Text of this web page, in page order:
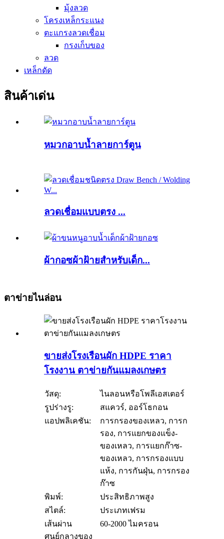
มุ้งลวด
โครงเหล็กระแนง
ตะแกรงลวดเชื่อม
กรงเก็บของ
ลวด
เหล็กดัด
สินค้าเด่น
หมวกอาบน้ำลายการ์ตูน
ลวดเชื่อมแบบตรง ...
ผ้ากอซผ้าฝ้ายสำหรับเด็ก...
ตาข่ายไนล่อน
ขายส่งโรงเรือนผัก HDPE ราคา
โรงงาน ตาข่ายกันแมลงเกษตร
วัสดุ:
ไนลอนหรือโพลีเอสเตอร์
รูปร่างรู:
สแควร์, ออร์โธกอน
แอปพลิเคชัน:
การกรองของเหลว, การก
รอง, การแยกของแข็ง-
ของเหลว, การแยกก๊าซ-
ของเหลว, การกรองแบบ
แห้ง, การกันฝุ่น, การกรอง
ก๊าซ
พิมพ์:
ประสิทธิภาพสูง
สไตล์:
ประเภทเฟรม
เส้นผ่าน
ศูนย์กลางของ
60-2000 ไมครอน